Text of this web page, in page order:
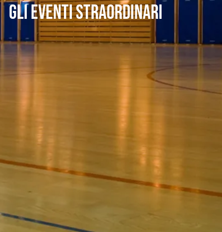
GLI EVENTI STRAORDINARI